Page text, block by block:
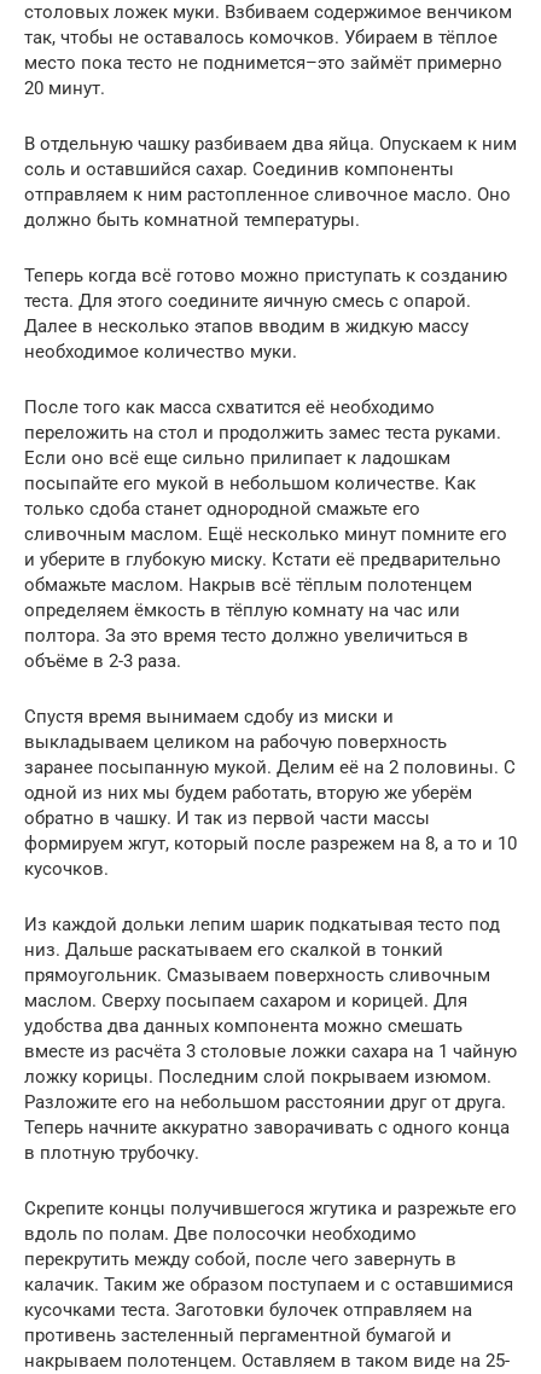
столовых ложек муки. Взбиваем содержимое венчиком
так, чтобы не оставалось комочков. Убираем в тёплое
место пока тесто не поднимется–это займёт примерно
20 минут.
В отдельную чашку разбиваем два яйца. Опускаем к ним
соль и оставшийся сахар. Соединив компоненты
отправляем к ним растопленное сливочное масло. Оно
должно быть комнатной температуры.
Теперь когда всё готово можно приступать к созданию
теста. Для этого соедините яичную смесь с опарой.
Далее в несколько этапов вводим в жидкую массу
необходимое количество муки.
После того как масса схватится её необходимо
переложить на стол и продолжить замес теста руками.
Если оно всё еще сильно прилипает к ладошкам
посыпайте его мукой в небольшом количестве. Как
только сдоба станет однородной смажьте его
сливочным маслом. Ещё несколько минут помните его
и уберите в глубокую миску. Кстати её предварительно
обмажьте маслом. Накрыв всё тёплым полотенцем
определяем ёмкость в тёплую комнату на час или
полтора. За это время тесто должно увеличиться в
объёме в 2-3 раза.
Спустя время вынимаем сдобу из миски и
выкладываем целиком на рабочую поверхность
заранее посыпанную мукой. Делим её на 2 половины. С
одной из них мы будем работать, вторую же уберём
обратно в чашку. И так из первой части массы
формируем жгут, который после разрежем на 8, а то и 10
кусочков.
Из каждой дольки лепим шарик подкатывая тесто под
низ. Дальше раскатываем его скалкой в тонкий
прямоугольник. Смазываем поверхность сливочным
маслом. Сверху посыпаем сахаром и корицей. Для
удобства два данных компонента можно смешать
вместе из расчёта 3 столовые ложки сахара на 1 чайную
ложку корицы. Последним слой покрываем изюмом.
Разложите его на небольшом расстоянии друг от друга.
Теперь начните аккуратно заворачивать с одного конца
в плотную трубочку.
Скрепите концы получившегося жгутика и разрежьте его
вдоль по полам. Две полосочки необходимо
перекрутить между собой, после чего завернуть в
калачик. Таким же образом поступаем и с оставшимися
кусочками теста. Заготовки булочек отправляем на
противень застеленный пергаментной бумагой и
накрываем полотенцем. Оставляем в таком виде на 25-